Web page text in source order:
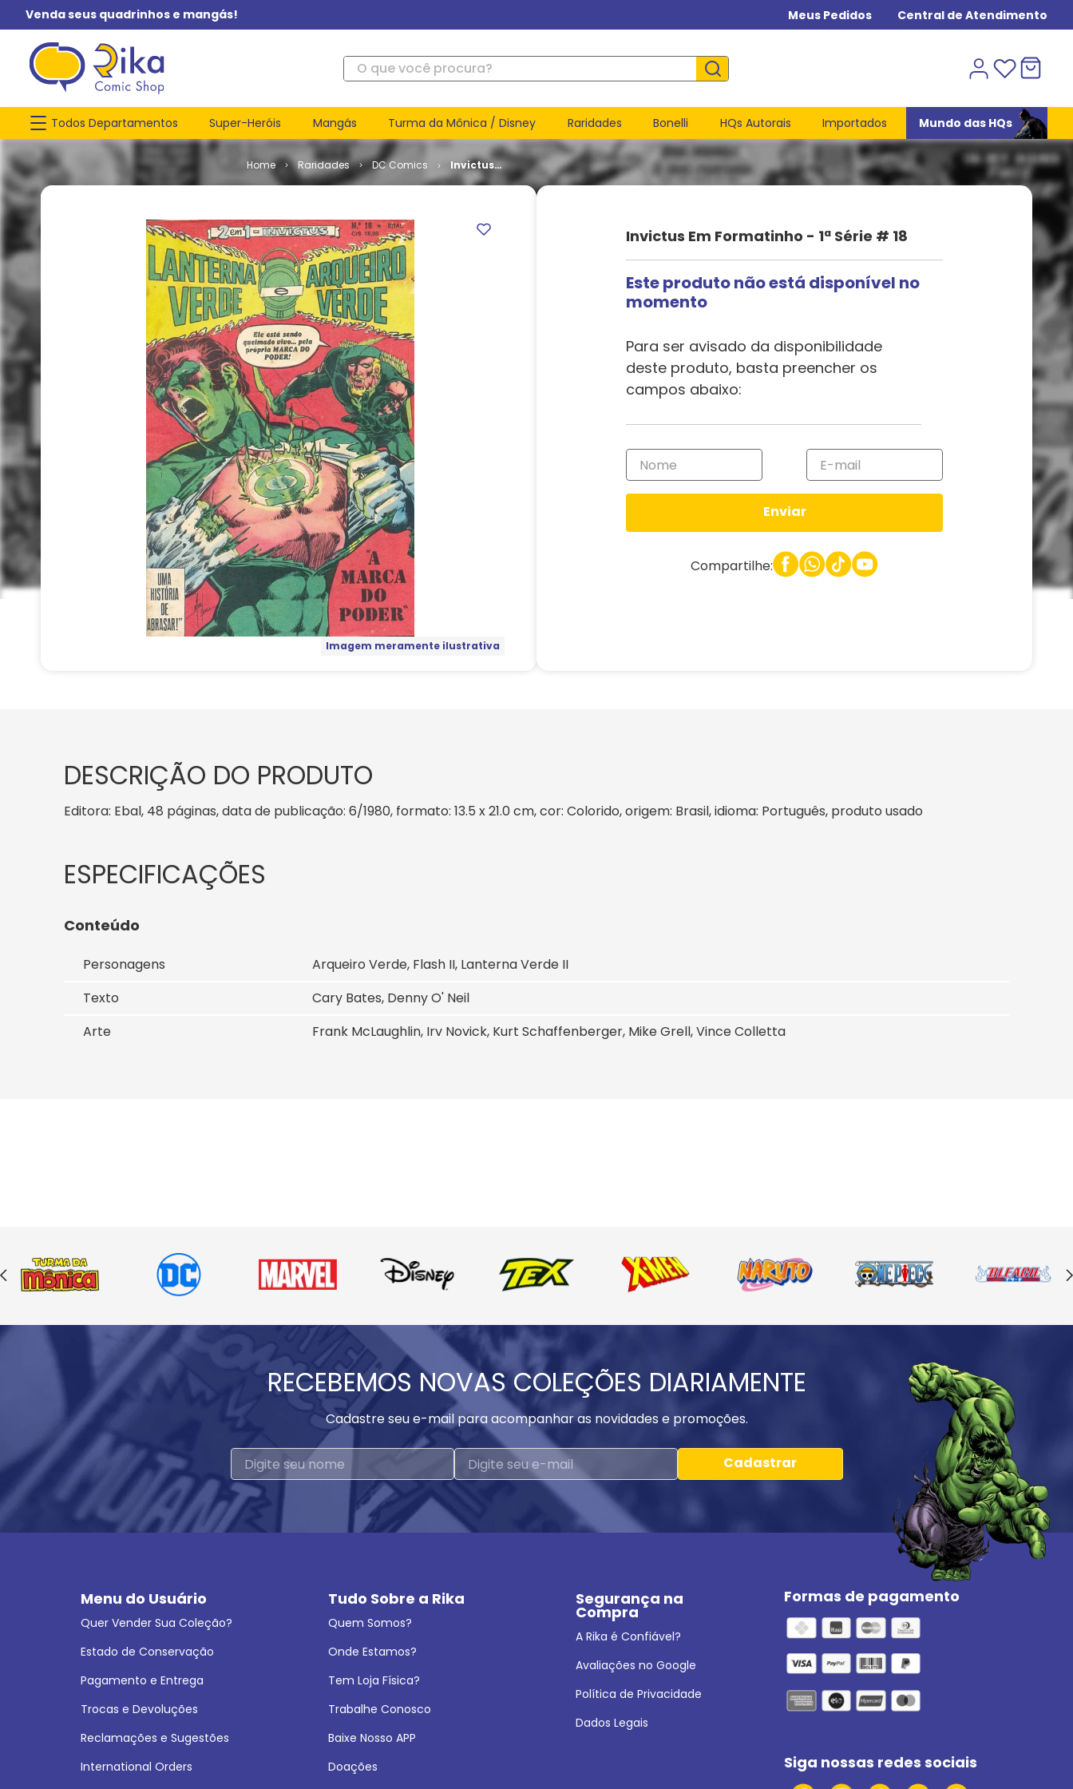
Venda seus quadrinhos e mangás! Meus Pedidos Central de Atendimento
O que você procura?
Todos Departamentos Super-Heróis Mangás Turma da Mônica / Disney Raridades Bonelli HQs Autorais Importados Mundo das HQs
Raridades DC Comics
Invictus
em
Imagem meramente ilustrativa
Invictus Em Formatinho - 1ª Série # 18
Este produto não está disponível no
momento
Para ser avisado da disponibilidade
deste produto, basta preencher os
campos abaixo:
Enviar
Compartilhe:
DESCRIÇÃO DO PRODUTO
Editora: Ebal, 48 páginas, data de publicação: 6/1980, formato: 13.5 x 21.0 cm, cor: Colorido, origem: Brasil, idioma: Português, produto usado
Conteúdo
Personagens
Arqueiro Verde, Flash II, Lanterna Verde II
Texto
Cary Bates, Denny O' Neil
Arte
Frank McLaughlin, Irv Novick, Kurt Schaffenberger, Mike Grell, Vince Colletta
RECEBEMOS NOVAS COLEÇÕES DIARIAMENTE
Cadastre seu e-mail para acompanhar as novidades e promoções.
Cadastrar
Menu do Usuário
Quer Vender Sua Coleção?
Estado de Conservação
Pagamento e Entrega
Trocas e Devoluções
Reclamações e Sugestões
International Orders
Tudo Sobre a Rika
Quem Somos?
Onde Estamos?
Tem Loja Física?
Trabalhe Conosco
Baixe Nosso APP
Doações
Segurança na
Compra
A Rika é Confiável?
Avaliações no Google
Política de Privacidade
Dados Legais
Formas de pagamento
Siga nossas redes sociais